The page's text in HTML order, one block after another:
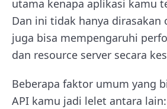
utama kenapa aplikasi kamu
Dan ini tidak hanya dirasakan
juga bisa mempengaruhi
dan resource server secara
Beberapa faktor umum yang
API kamu jadi lelet antara lain: